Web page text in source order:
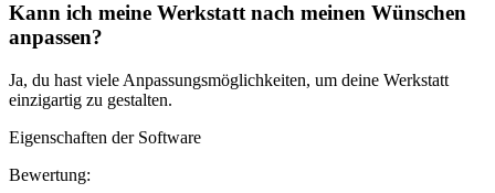
Kann ich meine Werkstatt nach meinen Wünschen
anpassen?
Ja, du hast viele Anpassungsmöglichkeiten, um deine Werkstatt
einzigartig zu gestalten.
Eigenschaften der Software
Bewertung: